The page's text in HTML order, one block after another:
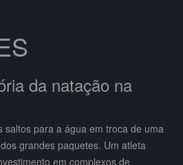
da natação na
saltos para a água em troca de uma
grandes paquetes. Um atleta
em complexos de